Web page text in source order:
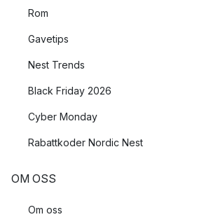
Rom
Gavetips
Nest Trends
Black Friday 2026
Cyber Monday
Rabattkoder Nordic Nest
OM OSS
Om oss